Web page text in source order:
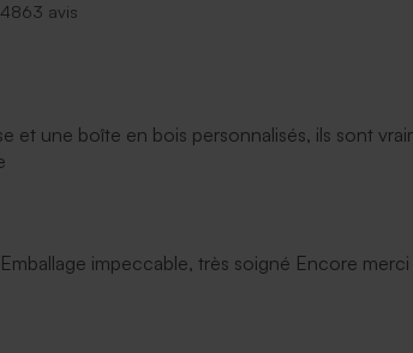
4863 avis
et une boîte en bois personnalisés, ils sont
impeccable, très soigné Encore merci